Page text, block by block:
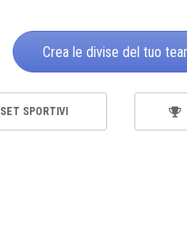
Crea le divise del tuo
SET SPORTIVI